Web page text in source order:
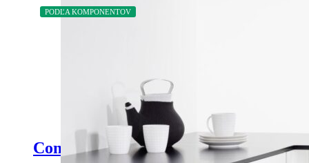
PODĽA KOMPONENTOV
Comfort II Antracit Pravý